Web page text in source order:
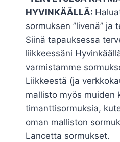
HYVINKÄÄLLÄ:
sormuksen ”livenä” ja
Siinä tapauksessa
liikkeessäni
varmistamme
Liikkeestä (ja
mallisto myös muiden
timanttisormuksia,
oman malliston
Lancetta sormukset.